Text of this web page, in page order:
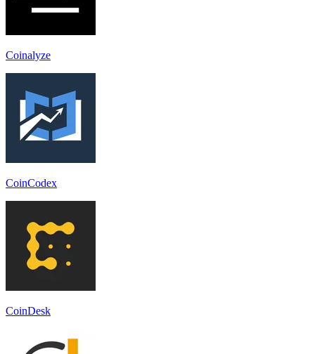
Coinalyze
CoinCodex
CoinDesk